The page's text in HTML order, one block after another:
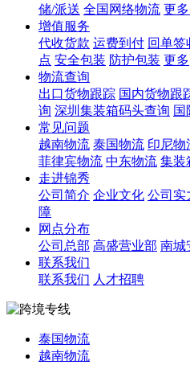
储/派送 全国网络物流 更
增值服务
代收货款 运费到付 回单签
点 安全包装 防护包装 更多
物流查询
出口货物跟踪 国内货物跟
询 深圳集装箱码头查询 国
常见问题
越南物流 泰国物流 印尼物
菲律宾物流 中东物流 集装
走进锦秀
公司简介 企业文化 公司实
障
网点分布
公司总部 高盛营业部 南城
联系我们
联系我们 人才招聘
泰国物流
越南物流